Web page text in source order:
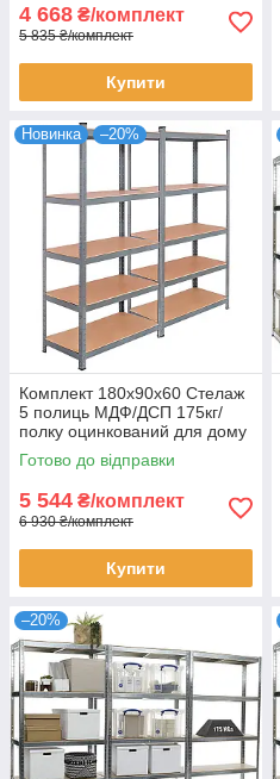
4 668 ₴/комплект
5 835 ₴/комплект
Купити
Новинка –20%
Комплект 180х90х60 Стелаж
5 полиць МДФ/ДСП 175кг/
полку оцинкований для дому
офісу склад 2 штуки
Готово до відправки
5 544 ₴/комплект
6 930 ₴/комплект
Купити
–20%